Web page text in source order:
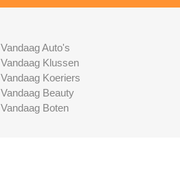
Vandaag Auto's
Vandaag Klussen
Vandaag Koeriers
Vandaag Beauty
Vandaag Boten